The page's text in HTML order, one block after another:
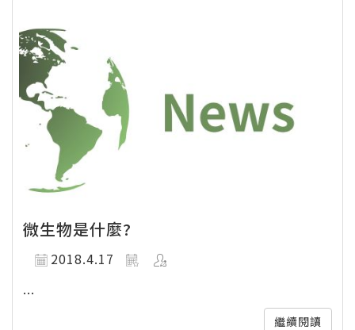
微生物是什麼?
2018.4.17
...
繼續閱讀